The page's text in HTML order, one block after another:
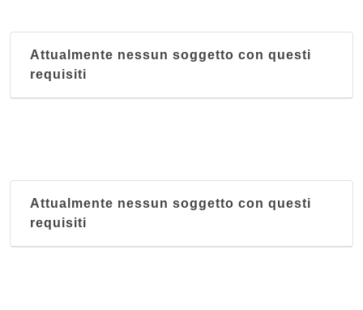
Attualmente nessun soggetto con questi
requisiti
Attualmente nessun soggetto con questi
requisiti